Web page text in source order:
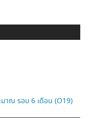
มาณ รอบ 6 เดือน (O19)